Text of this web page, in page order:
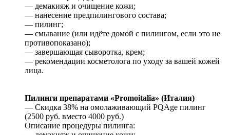
— демакияж и очищение кожи;
— нанесение предпилингового состава;
— пилинг;
— смывание (или идёте домой с пилингом, если это не
противопоказано);
— завершающая сыворотка, крем;
— рекомендации косметолога по уходу за вашей кожей
лица.
Пилинги препаратами «Promoitalia» (Италия)
— Скидка 38% на омолаживающий PQAge пилинг
(2500 руб. вместо 4000 руб.)
Описание процедуры пилинга: